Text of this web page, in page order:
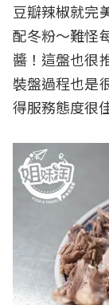
豆瓣辣椒就完
配冬粉～難怪
醬！這盤也很
裝盤過程也是
得服務態度很